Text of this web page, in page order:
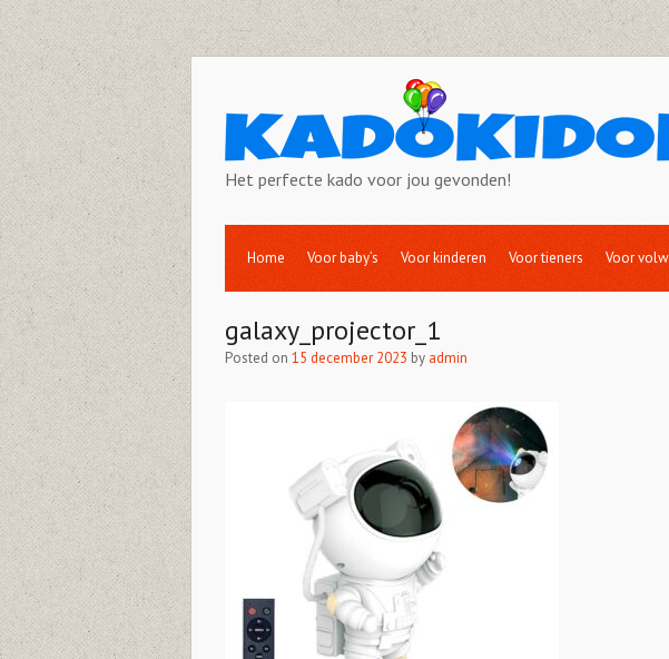
Het perfecte kado voor jou gevonden!
Home Voor baby’s Voor kinderen Voor tieners Voor
galaxy_projector_1
Posted on 15 december 2023 by admin